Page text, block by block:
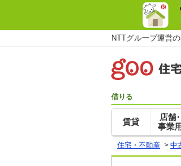
NTTグループ運営
借りる
賃貸
店舗･
事業用
住宅・不動産 > 中